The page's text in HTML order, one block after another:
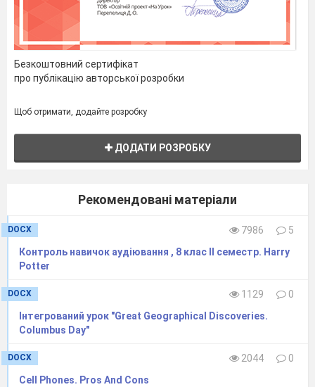
Безкоштовний сертифікат
про публікацію авторської розробки
Щоб отримати, додайте розробку
ДОДАТИ РОЗРОБКУ
Рекомендовані матеріали
DOCX 7986
5
Контроль навичок аудіювання , 8 клас ІІ семестр. Harry
Potter
DOCX 1129
0
Інтегрований урок "Great Geographical Discoveries.
Columbus Day"
DOCX 2044
0
Cell Phones. Pros And Cons